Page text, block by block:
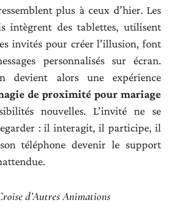
plus à ceux d’hier. Les
intègrent des tablettes, utilisent
invités pour créer l’illusion, font
personnalisés sur écran.
devient alors une expérience
de proximité pour mariage
nouvelles. L’invité ne se
: il interagit, il participe, il
téléphone devenir le support
d’Autres Animations